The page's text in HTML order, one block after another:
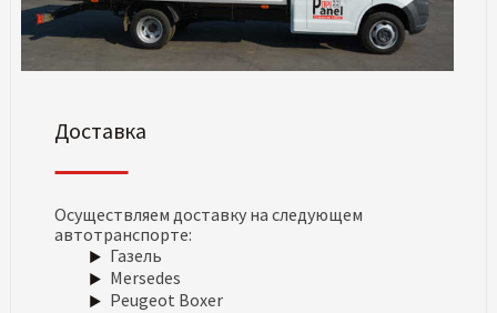
Доставка
Осуществляем доставку на следующем
автотранспорте:
Газель
Mersedes
Peugeot Boxer